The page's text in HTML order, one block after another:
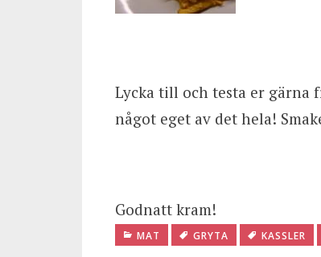
Lycka till och testa er
något eget av det hela!
Godnatt kram!
MAT GRYTA KASSLER